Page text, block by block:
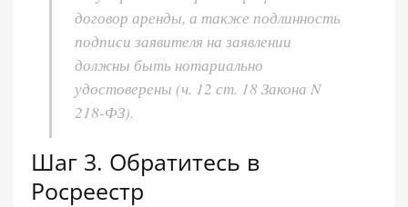
договор аренды, а также подлинность
подписи заявителя на заявлении
должны быть нотариально
удостоверены (ч. 12 ст. 18 Закона N
218-ФЗ).
Шаг 3. Обратитесь в
Росреестр